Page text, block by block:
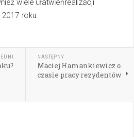
wiele ułatwieńrealizacji
roku.
NASTĘPNY
Maciej Hamankiewicz o
czasie pracy rezydentów